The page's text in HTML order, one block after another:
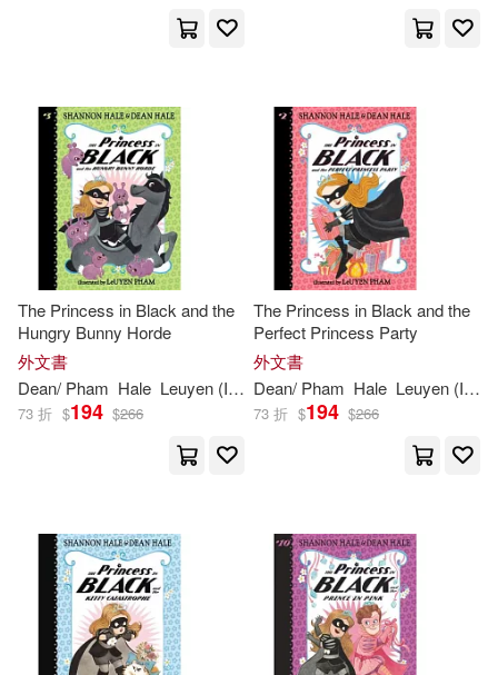
The Princess in Black and the
Hungry Bunny Horde
外文書
Dean/ Pham Hale Leuyen (ILT) Shannon/Hale
73 折 $194 $266
The Princess in Black and the
Perfect Princess Party
外文書
Dean/ Pham Hale Leuyen (ILT)
73 折 $194 $266